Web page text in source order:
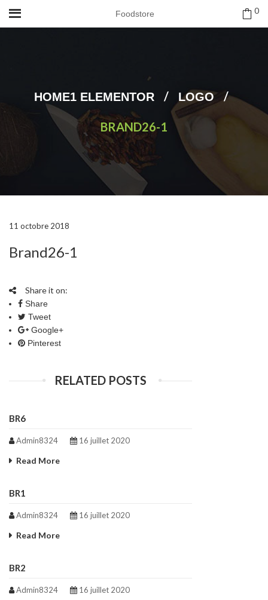
Foodstore 0
HOME1 ELEMENTOR / LOGO /
BRAND26-1
11 octobre 2018
Brand26-1
Share it on:
Share
Tweet
Google+
Pinterest
RELATED POSTS
BR6
Admin8324 16 juillet 2020
Read More
BR1
Admin8324 16 juillet 2020
Read More
BR2
Admin8324 16 juillet 2020